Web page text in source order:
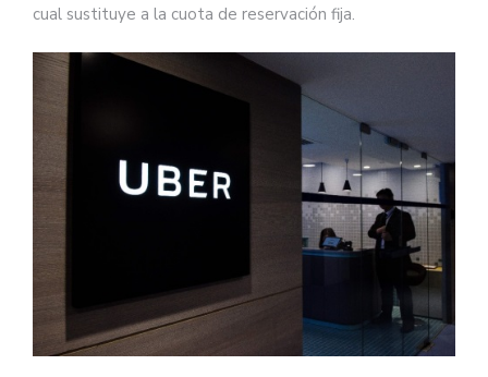
cual sustituye a la cuota de reservación fija.